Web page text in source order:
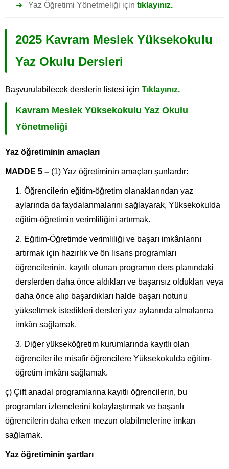
Yaz Öğretimi Yönetmeliği için tıklayınız.
2025 Kavram Meslek Yüksekokulu
Yaz Okulu Dersleri
Başvurulabilecek derslerin listesi için Tıklayınız.
Kavram Meslek Yüksekokulu Yaz Okulu
Yönetmeliği
Yaz öğretiminin amaçları
MADDE 5 – (1) Yaz öğretiminin amaçları şunlardır:
Öğrencilerin eğitim-öğretim olanaklarından yaz
aylarında da faydalanmalarını sağlayarak, Yüksekokulda
eğitim-öğretimin verimliliğini artırmak.
Eğitim-Öğretimde verimliliği ve başarı imkânlarını
artırmak için hazırlık ve ön lisans programları
öğrencilerinin, kayıtlı olunan programın ders planındaki
derslerden daha önce aldıkları ve başarısız oldukları veya
daha önce alıp başardıkları halde başarı notunu
yükseltmek istedikleri dersleri yaz aylarında almalarına
imkân sağlamak.
Diğer yükseköğretim kurumlarında kayıtlı olan
öğrenciler ile misafir öğrencilere Yüksekokulda eğitim-
öğretim imkânı sağlamak.
ç) Çift anadal programlarına kayıtlı öğrencilerin, bu
programları izlemelerini kolaylaştırmak ve başarılı
öğrencilerin daha erken mezun olabilmelerine imkan
sağlamak.
Yaz öğretiminin şartları